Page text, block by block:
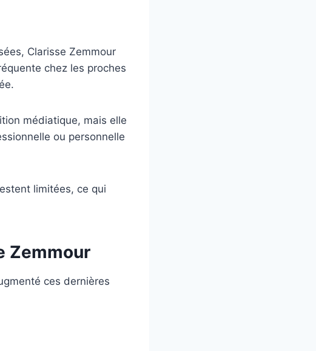
Clarisse Zemmour
chez les proches
médiatique, mais elle
ou personnelle
limitées, ce qui
Zemmour
ces dernières